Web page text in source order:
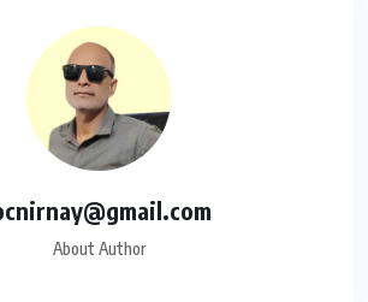
About Author